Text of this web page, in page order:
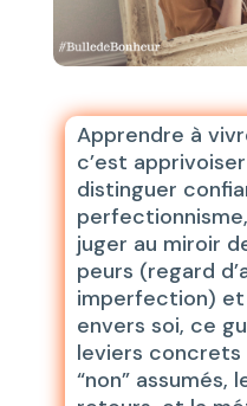
Apprendre à
c’est
distinguer
juger au miroir
peurs (regard
imperfection)
envers soi, ce
leviers concrets
“non”